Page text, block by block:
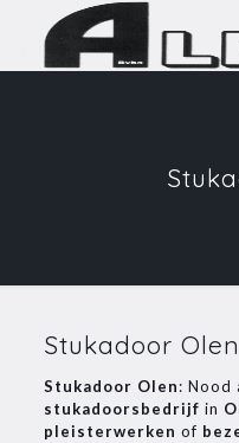
Stukadoor Olen
Stukadoor Olen: Nood
stukadoorsbedrijf in
pleisterwerken of